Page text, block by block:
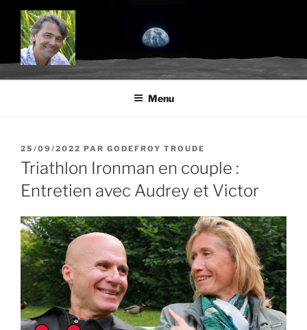
Aller
contenu
principal
BLOG.TROUDE.COM
Science, environnement et citoyenneté
Menu
PUBLIÉ
LE
25/09/2022 PAR GODEFROY TROUDE
Triathlon Ironman en couple :
Entretien avec Audrey et Victor